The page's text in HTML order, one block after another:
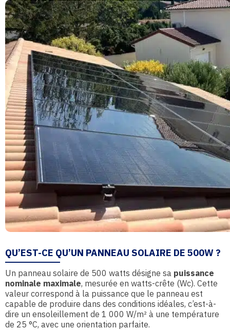
QU’EST-CE QU’UN PANNEAU SOLAIRE DE 500W ?
Un panneau solaire de 500 watts désigne sa puissance
nominale maximale, mesurée en watts-crête (Wc). Cette
valeur correspond à la puissance que le panneau est
capable de produire dans des conditions idéales, c’est-à-
dire un ensoleillement de 1 000 W/m² à une température
de 25 °C, avec une orientation parfaite.